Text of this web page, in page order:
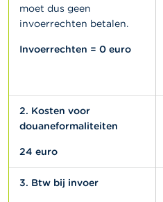
moet dus geen
invoerrechten betalen.
Invoerrechten = 0 euro
2. Kosten voor
douaneformaliteiten
24 euro
3. Btw bij invoer